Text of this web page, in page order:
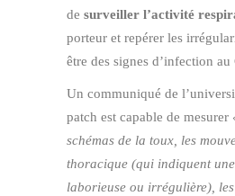
de surveiller l’activité
porteur et repérer les
être des signes d’infection
Un communiqué de
patch est capable de mesurer
schémas de la toux, les
thoracique (qui indiquent
laborieuse ou irrégulière),